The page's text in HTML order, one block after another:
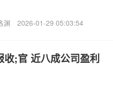
渊 2026-01-29 05:03:54
收;官 近八成公司盈利